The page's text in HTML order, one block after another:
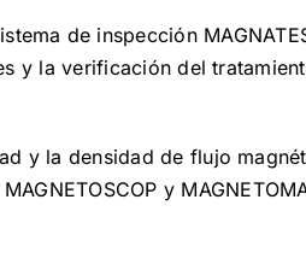
de inspección
y la verificación del
y la densidad de flujo
y